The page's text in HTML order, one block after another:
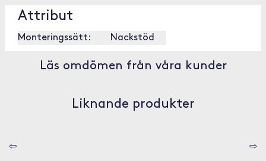
Attribut
Monteringssätt: Nackstöd
Läs omdömen från våra kunder
Liknande produkter
⇦ ⇨